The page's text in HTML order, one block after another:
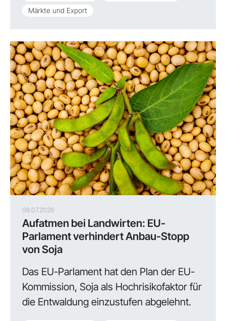
Märkte und Export
08.07.2026
Aufatmen bei Landwirten: EU-
Parlament verhindert Anbau-Stopp
von Soja
Das EU-Parlament hat den Plan der EU-
Kommission, Soja als Hochrisikofaktor für
die Entwaldung einzustufen abgelehnt.